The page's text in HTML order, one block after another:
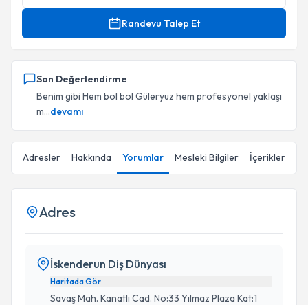
Randevu Talep Et
Son Değerlendirme
Benim gibi Hem bol bol Güleryüz hem profesyonel yaklaşı
m...devamı
Adresler Hakkında Yorumlar Mesleki Bilgiler İçerikler
Adres
İskenderun Diş Dünyası
Haritada Gör
Savaş Mah. Kanatlı Cad. No:33 Yılmaz Plaza Kat:1